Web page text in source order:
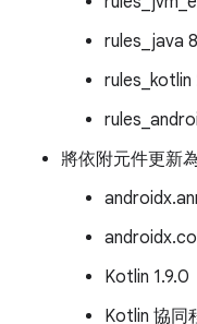
rules_java
rules_kotlin
將依附元件更新
Kotlin 1.9.0
Kotlin 協同